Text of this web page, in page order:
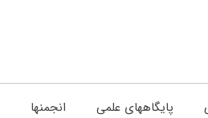
پایگاههای علمی انجمنها